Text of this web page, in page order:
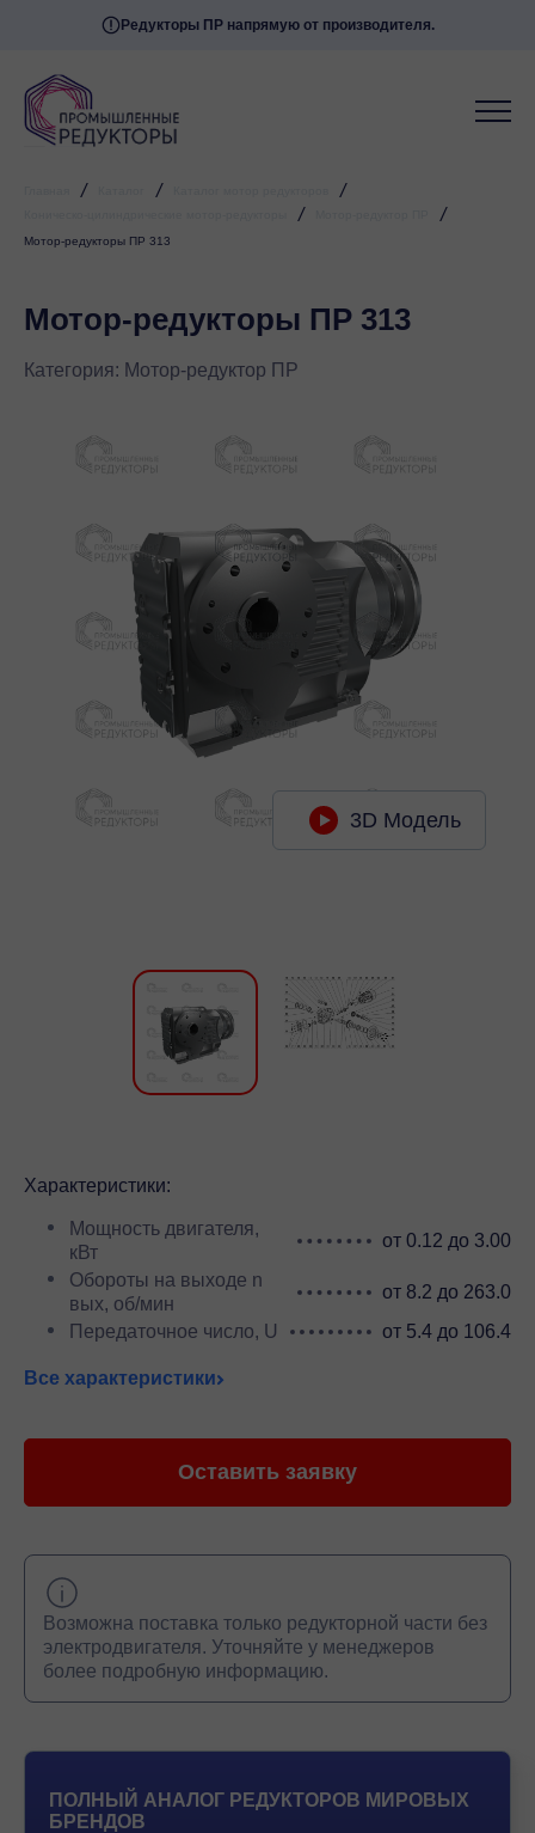
Редукторы ПР напрямую от производителя.
/ / /
/ /
Мотор-редукторы ПР 313
3D Модель
Мотор-редукторы ПР 313
Категория: Мотор-редуктор ПР
Характеристики:
Мощность двигателя,
кВт
от 0.12 до 3.00
Обороты на выходе n
вых, об/мин
от 8.2 до 263.0
Передаточное число, U
от 5.4 до 106.4
Все характеристики
Оставить заявку
Возможна поставка только редукторной части без
электродвигателя. Уточняйте у менеджеров
более подробную информацию.
ПОЛНЫЙ АНАЛОГ РЕДУКТОРОВ МИРОВЫХ
БРЕНДОВ